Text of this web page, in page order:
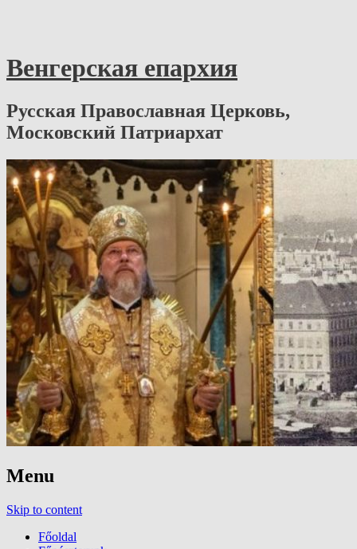
Венгерская епархия
Русская Православная Церковь,
Московский Патриархат
Menu
Skip to content
Főoldal